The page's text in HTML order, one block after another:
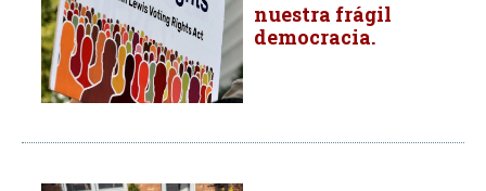
nuestra frágil
democracia.